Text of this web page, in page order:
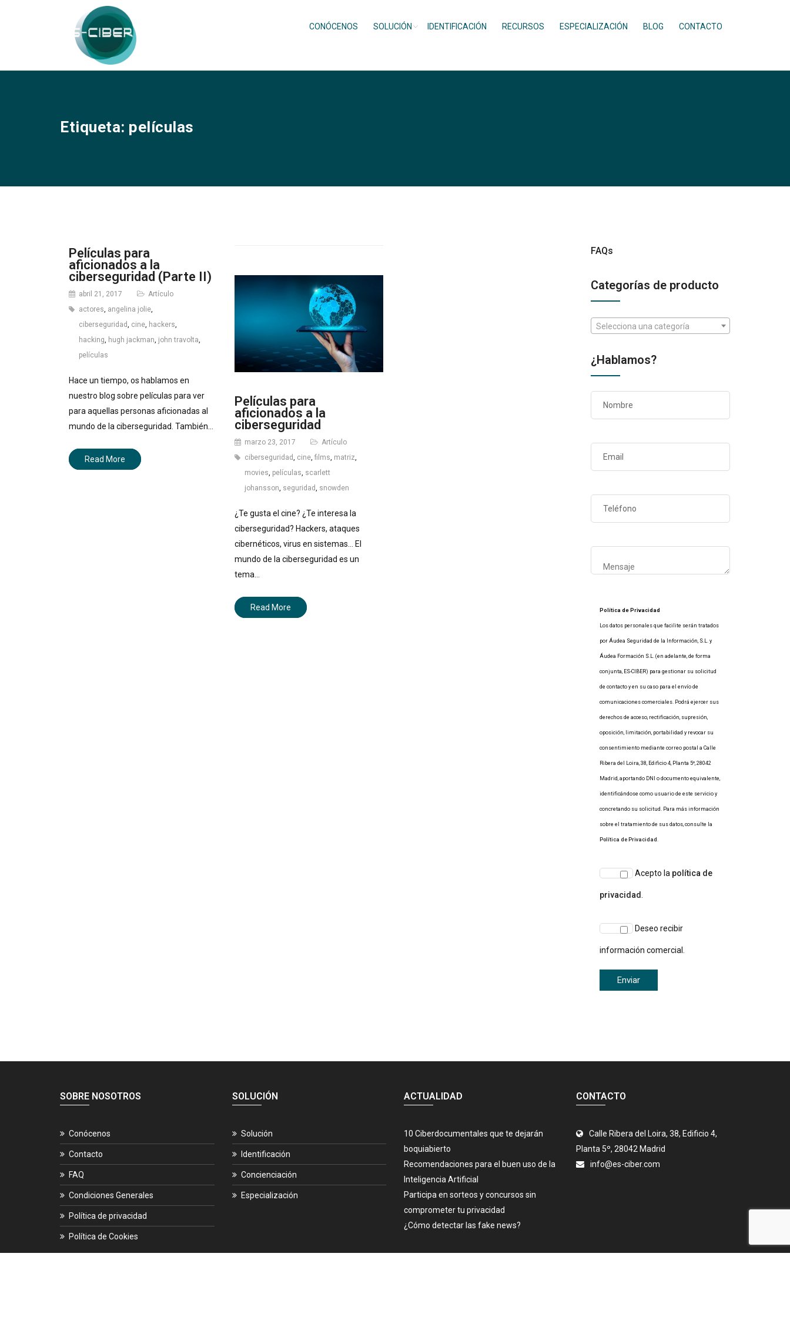
CONÓCENOS SOLUCIÓN IDENTIFICACIÓN RECURSOS ESPECIALIZACIÓN BLOG CONTACTO
Etiqueta: películas
Películas para
aficionados a la
ciberseguridad (Parte II)
abril 21, 2017
Artículo
actores, angelina jolie,
ciberseguridad, cine, hackers,
hacking, hugh jackman, john travolta,
películas
Hace un tiempo, os hablamos en
nuestro blog sobre películas para ver
para aquellas personas aficionadas al
mundo de la ciberseguridad. También…
Read More
Películas para
aficionados a la
ciberseguridad
marzo 23, 2017
Artículo
ciberseguridad
cine ,films matriz
movies películas scarlett
johansson seguridad snowden
¿Te gusta el cine? ¿Te interesa la
ciberseguridad? Hackers, ataques
cibernéticos, virus en sistemas… El
mundo de la ciberseguridad es un
tema…
Read More
FAQs
Categorías de producto
Selecciona una categoría
¿Hablamos?
Política de Privacidad
Los datos personales que facilite serán tratados
por Áudea Seguridad de la Información, S.L. y
Áudea Formación S.L. (en adelante, de forma
conjunta, ES-CIBER) para gestionar su solicitud
de contacto y en su caso para el envío de
comunicaciones comerciales. Podrá ejercer sus
derechos de acceso, rectificación, supresión,
oposición, limitación, portabilidad y revocar su
consentimiento mediante correo postal a Calle
Ribera del Loira, 38, Edificio 4, Planta 5º, 28042
Madrid, aportando DNI o documento equivalente,
identificándose como usuario de este servicio y
concretando su solicitud. Para más información
sobre el tratamiento de sus datos, consulte la
Política de Privacidad .
Acepto la política de
privacidad.
Deseo recibir
información comercial.
SOBRE NOSOTROS
Conócenos
Contacto
FAQ
Condiciones Generales
Política de privacidad
Política de Cookies
SOLUCIÓN
Solución
Identificación
Concienciación
Especialización
ACTUALIDAD
10 Ciberdocumentales que te dejarán
boquiabierto
Recomendaciones para el buen uso de la
Inteligencia Artificial
Participa en sorteos y concursos sin
comprometer tu privacidad
¿Cómo detectar las fake news?
CONTACTO
Calle Ribera del Loira, 38, Edificio 4,
Planta 5º, 28042 Madrid
info@es-ciber.com